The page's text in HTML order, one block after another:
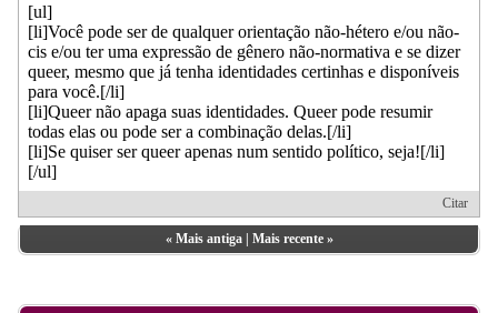
[ul]
[li]Você pode ser de qualquer orientação não-hétero e/ou não-
cis e/ou ter uma expressão de gênero não-normativa e se dizer
queer, mesmo que já tenha identidades certinhas e disponíveis
para você.[/li]
[li]Queer não apaga suas identidades. Queer pode resumir
todas elas ou pode ser a combinação delas.[/li]
[li]Se quiser ser queer apenas num sentido político, seja![/li]
[/ul]
Citar
« Mais antiga| Mais recente»